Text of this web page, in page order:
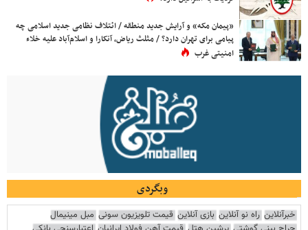
«پیمان مکه» و آرایش جدید منطقه / ائتلاف نظامی جدید اسلامی چه
پیامی برای تهران دارد؟ / مثلث ریاض، آنکارا و اسلام‌آباد علیه خلاء
امنیتی غرب
وبگردی
خبرآنلاین راه نو آنلاین بازی آنلاین قیمت تلویزیون سونی مبل مینیمال